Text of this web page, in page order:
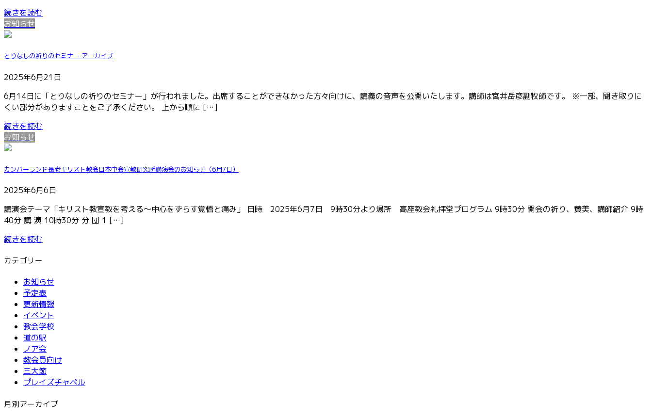
続きを読む
お知らせ
とりなしの祈りのセミナー アーカイブ
2025年6月21日
6月14日に「とりなしの祈りのセミナー」が行われました。出席することができなかった方々向けに、講義の音声を公開いたします。講師は宮井岳彦副牧師です。 ※一部、聞き取りに
くい部分がありますことをご了承ください。 上から順に […]
続きを読む
お知らせ
カンバーランド長老キリスト教会日本中会宣教研究所講演会のお知らせ（6月7日）
2025年6月6日
講演会テーマ「キリスト教宣教を考える～中心をずらす覚悟と痛み」 日時 2025年6月7日 9時30分より場所 高座教会礼拝堂プログラム 9時30分 開会の祈り、賛美、講師紹介 9時
40分 講 演 10時30分 分 団 1 […]
続きを読む
カテゴリー
お知らせ
予定表
更新情報
イベント
教会学校
道の駅
ノア会
教会員向け
三大節
プレイズチャペル
月別アーカイブ